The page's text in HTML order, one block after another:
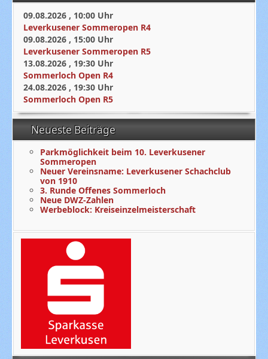
09.08.2026 , 10:00 Uhr
Leverkusener Sommeropen R4
09.08.2026 , 15:00 Uhr
Leverkusener Sommeropen R5
13.08.2026 , 19:30 Uhr
Sommerloch Open R4
24.08.2026 , 19:30 Uhr
Sommerloch Open R5
Neueste Beiträge
Parkmöglichkeit beim 10. Leverkusener
Sommeropen
Neuer Vereinsname: Leverkusener Schachclub
von 1910
3. Runde Offenes Sommerloch
Neue DWZ-Zahlen
Werbeblock: Kreiseinzelmeisterschaft